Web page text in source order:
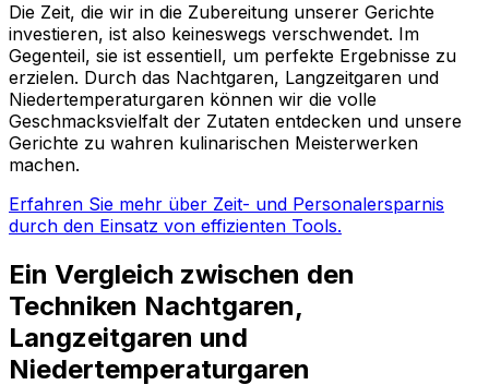
Die Zeit, die wir in die Zubereitung unserer Gerichte
investieren, ist also keineswegs verschwendet. Im
Gegenteil, sie ist essentiell, um perfekte Ergebnisse zu
erzielen. Durch das Nachtgaren, Langzeitgaren und
Niedertemperaturgaren können wir die volle
Geschmacksvielfalt der Zutaten entdecken und unsere
Gerichte zu wahren kulinarischen Meisterwerken
machen.
Erfahren Sie mehr über Zeit- und Personalersparnis
durch den Einsatz von effizienten Tools.
Ein Vergleich zwischen den
Techniken Nachtgaren,
Langzeitgaren und
Niedertemperaturgaren